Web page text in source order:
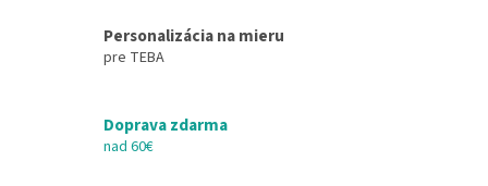
Personalizácia na mieru
pre TEBA
Doprava zdarma
nad 60€